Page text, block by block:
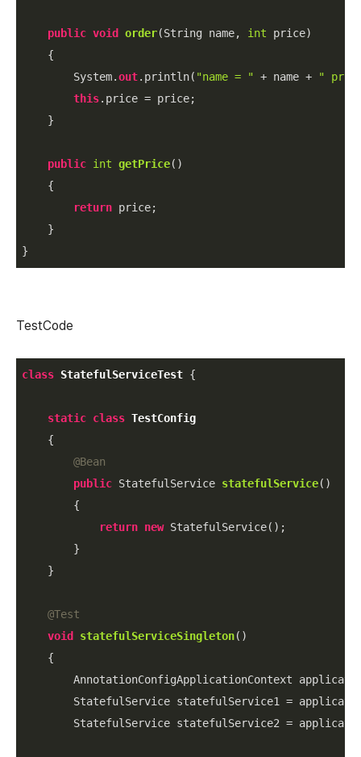
public void order(String name, int price)
    {
        System.
out.println( "name = " + name +
"
this.price = price;
    }
public int getPrice( )
    {
return price;
    }
TestCode
class StatefulServiceTest {
static class TestConfig
{
@Bean
public StatefulService statefulService()
{
return new StatefulService();
        }
    }
@Test
void
statefulServiceSingleton()
{
AnnotationConfigApplicationContext
StatefulService statefulService1 =
StatefulService statefulService2 =